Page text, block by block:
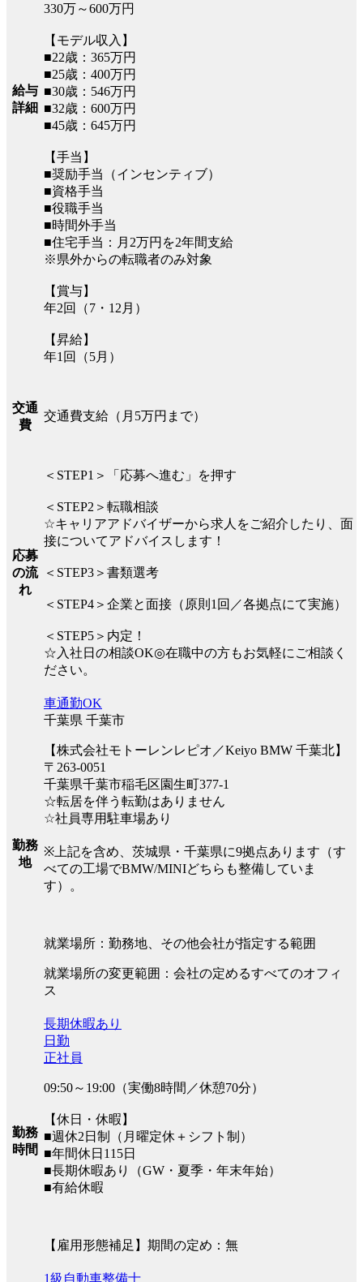
給与
詳細
330万～600万円
【モデル収入】
■22歳：365万円
■25歳：400万円
■30歳：546万円
■32歳：600万円
■45歳：645万円
【手当】
■奨励手当（インセンティブ）
■資格手当
■役職手当
■時間外手当
■住宅手当：月2万円を2年間支給
※県外からの転職者のみ対象
【賞与】
年2回（7・12月）
【昇給】
年1回（5月）
交通
費
交通費支給（月5万円まで）
応募
の流
れ
＜STEP1＞「応募へ進む」を押す
＜STEP2＞転職相談
☆キャリアアドバイザーから求人をご紹介したり、面
接についてアドバイスします！
＜STEP3＞書類選考
＜STEP4＞企業と面接（原則1回／各拠点にて実施）
＜STEP5＞内定！
☆入社日の相談OK◎在職中の方もお気軽にご相談く
ださい。
勤務
地
車通勤OK
千葉県 千葉市
【株式会社モトーレンレピオ／Keiyo BMW 千葉北】
〒263-0051
千葉県千葉市稲毛区園生町377-1
☆転居を伴う転勤はありません
☆社員専用駐車場あり
※上記を含め、茨城県・千葉県に9拠点あります（す
べての工場でBMW/MINIどちらも整備していま
す）。
就業場所：勤務地、その他会社が指定する範囲
就業場所の変更範囲：会社の定めるすべてのオフィ
ス
勤務
時間
長期休暇あり
日勤
正社員
09:50～19:00（実働8時間／休憩70分）
【休日・休暇】
■週休2日制（月曜定休＋シフト制）
■年間休日115日
■長期休暇あり（GW・夏季・年末年始）
■有給休暇
【雇用形態補足】期間の定め：無
1級自動車整備士